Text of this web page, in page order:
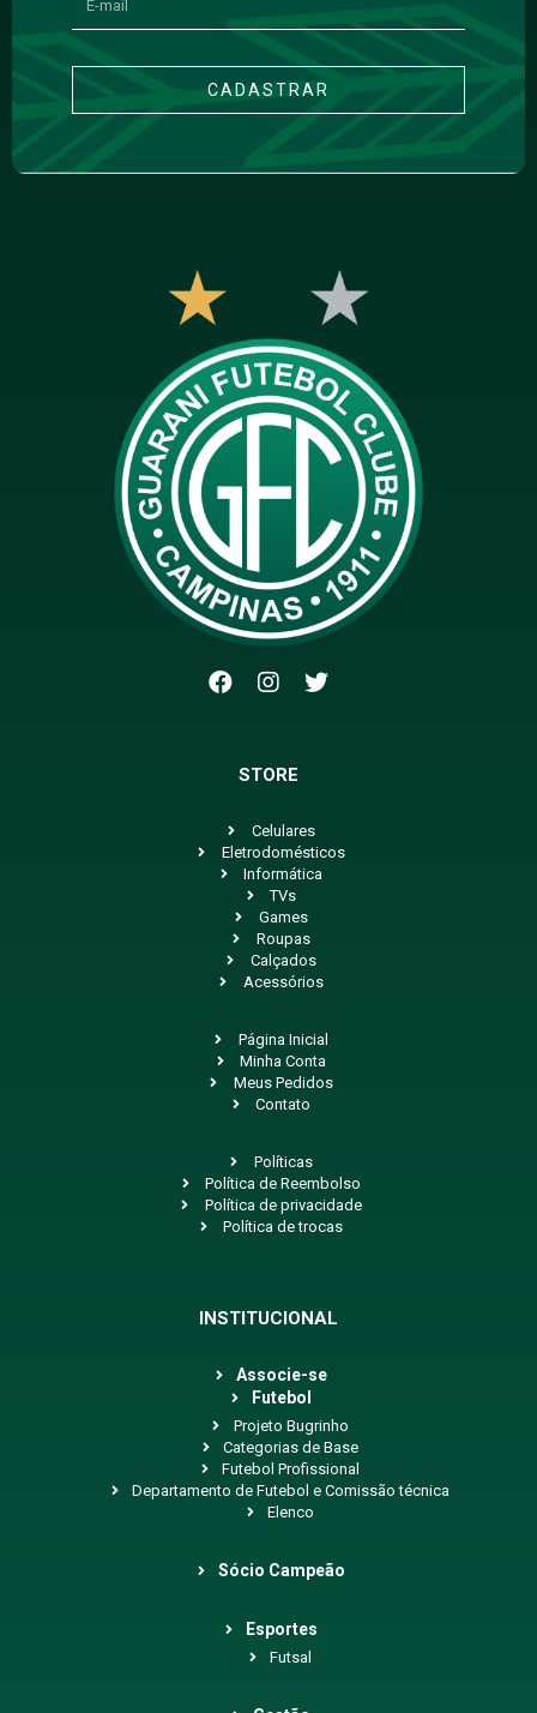
CADASTRAR
STORE
Celulares
Eletrodomésticos
Informática
TVs
Games
Roupas
Calçados
Acessórios
Página Inicial
Minha Conta
Meus Pedidos
Contato
Políticas
Política de Reembolso
Política de privacidade
Política de trocas
INSTITUCIONAL
Associe-se
Futebol
Projeto Bugrinho
Categorias de Base
Futebol Profissional
Departamento de Futebol e Comissão técnica
Elenco
Sócio Campeão
Esportes
Futsal